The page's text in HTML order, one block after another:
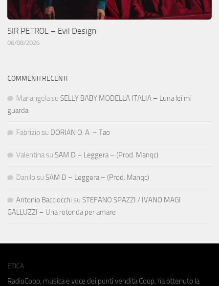
SIR PETROL – Evil Design
06/08/2026
COMMENTI RECENTI
Mariangela su SELLY BABY MODELLA ITALIA – Luna lei mi
guarda
Fabrizio su DORIAN O. A. – Tao
Valentina su SAM D – Leggera – (Prod. Manqc)
Danilo su SAM D – Leggera – (Prod. Manqc)
Antonio Bacciocchi su STEFANO SPAZZI / IVANO MAGI
GALLUZZI – Una rotonda per amare
ETICA
RadioCoop, musica e voce dei punti vendita Coop, ha ottenuto la